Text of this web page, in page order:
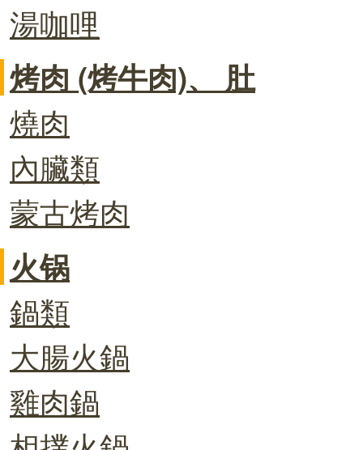
湯咖哩
烤肉 (烤牛肉)、 肚
燒肉
內臟類
蒙古烤肉
火锅
鍋類
大腸火鍋
雞肉鍋